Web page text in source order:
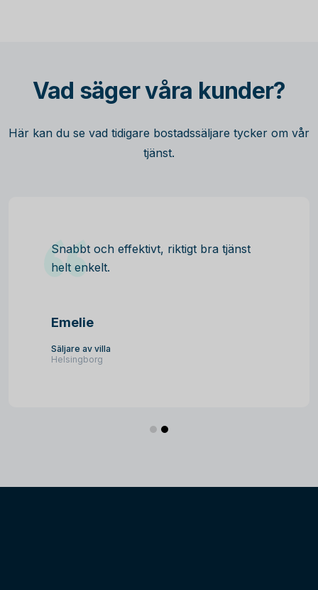
Vad säger våra kunder?
Här kan du se vad tidigare bostadssäljare tycker om vår
tjänst.
Snabbt och effektivt, riktigt bra tjänst
helt enkelt.
Emelie
Säljare av villa
Helsingborg